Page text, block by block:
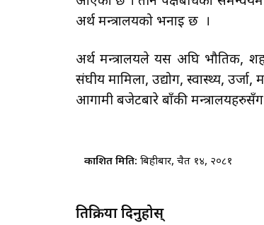
अर्थ मन्त्रालयको भनाइ छ ।
अर्थ मन्त्रालयले यस अघि भौतिक,
संघीय मामिला, उद्योग, स्वास्थ्य,
आगामी बजेटबारे बाँकी
प्रकाशित मिति: बिहीबार, चैत १४, २०८१
प्रतिक्रिया दिनुहोस्